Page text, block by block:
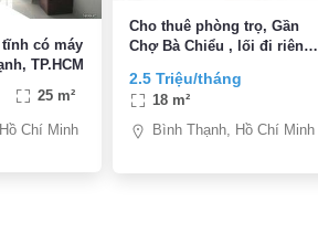
có máy
TP.HCM
25 m²
Chí Minh
Cho thuê phòng trọ, Gần
Chợ Bà Chiểu , lối đi riêng,
2.5 Triệu/tháng
18 m²
Bình Thạnh, Hồ Chí Minh